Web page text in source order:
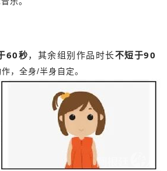
60秒，其余组别作品时长不短于90
，全身/半身自定。